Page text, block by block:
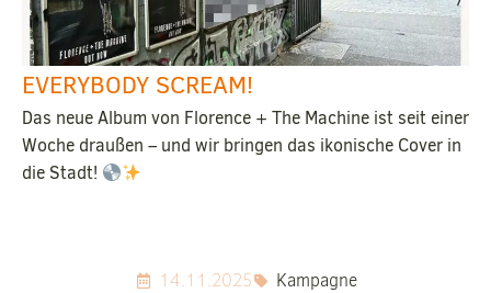
EVERYBODY SCREAM!
Das neue Album von Florence + The Machine ist seit einer
Woche draußen – und wir bringen das ikonische Cover in
die Stadt!
14.11.2025 Kampagne